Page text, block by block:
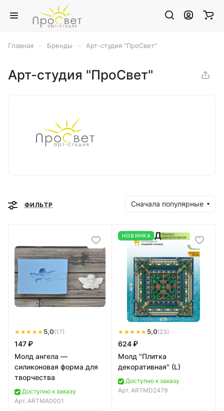
Главная Бренды Арт-студия "ПроСвет"
Арт-студия "ПроСвет"
ФИЛЬТР Сначала популярные
★★★★★ 5,0(17)
147 ₽
Молд ангела —
силиконовая форма для
творчества
Доступно к заказу
Арт. ARTMA0001
НОВИНКА
★★★★★ 5,0(23)
624 ₽
Молд "Плитка
декоративная" (L)
Доступно к заказу
Арт. ARTMD2479